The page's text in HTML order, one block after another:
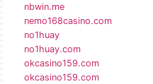
nbwin.me
nemo168casino.com
no1huay
no1huay.com
okcasino159.com
okcasino159.com